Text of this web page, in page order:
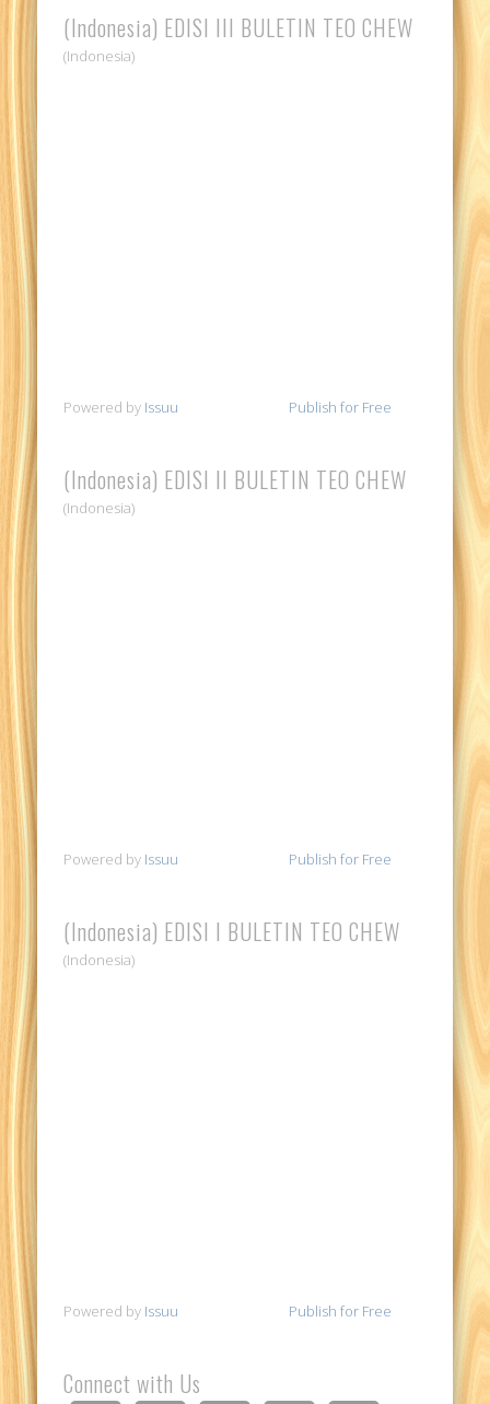
(Indonesia) EDISI III BULETIN TEO CHEW
(Indonesia)
Powered by Issuu Publish for Free
(Indonesia) EDISI II BULETIN TEO CHEW
(Indonesia)
Powered by Issuu Publish for Free
(Indonesia) EDISI I BULETIN TEO CHEW
(Indonesia)
Powered by Issuu Publish for Free
Connect with Us